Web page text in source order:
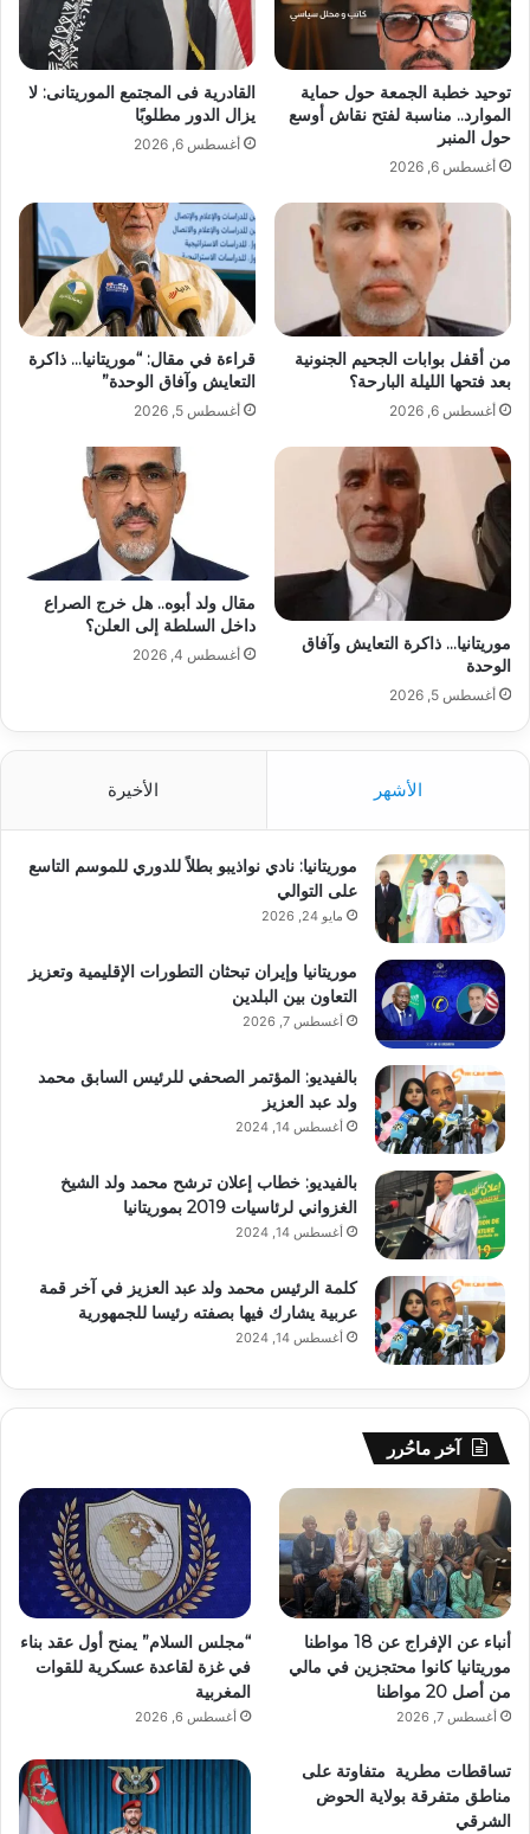
توحيد خطبة الجمعة حول حماية
الموارد.. مناسبة لفتح نقاش أوسع
حول المنبر
أغسطس 6, 2026
القادرية فى المجتمع الموريتانى: لا
يزال الدور مطلوبًا
أغسطس 6, 2026
من أقفل بوابات الجحيم الجنونية
بعد فتحها الليلة البارحة؟
أغسطس 6, 2026
قراءة في مقال: “موريتانيا… ذاكرة
التعايش وآفاق الوحدة”
أغسطس 5, 2026
موريتانيا… ذاكرة التعايش وآفاق
الوحدة
أغسطس 5, 2026
مقال ولد أبوه.. هل خرج الصراع
داخل السلطة إلى العلن؟
أغسطس 4, 2026
الأشهر الأخيرة
موريتانيا: نادي نواذيبو بطلاً للدوري للموسم التاسع
على التوالي
مايو 24, 2026
موريتانيا وإيران تبحثان التطورات الإقليمية وتعزيز
التعاون بين البلدين
أغسطس 7, 2026
بالفيديو: المؤتمر الصحفي للرئيس السابق محمد
ولد عبد العزيز
أغسطس 14, 2024
بالفيديو: خطاب إعلان ترشح محمد ولد الشيخ
الغزواني لرئاسيات 2019 بموريتانيا
أغسطس 14, 2024
كلمة الرئيس محمد ولد عبد العزيز في آخر قمة
عربية يشارك فيها بصفته رئيسا للجمهورية
أغسطس 14, 2024
آخر ماحُرر
أنباء عن الإفراج عن 18 مواطنا
موريتانيا كانوا محتجزين في مالي
من أصل 20 مواطنا
أغسطس 7, 2026
“مجلس السلام” يمنح أول عقد بناء
في غزة لقاعدة عسكرية للقوات
المغربية
أغسطس 6, 2026
تساقطات مطرية متفاوتة على
مناطق متفرقة بولاية الحوض
الشرقي